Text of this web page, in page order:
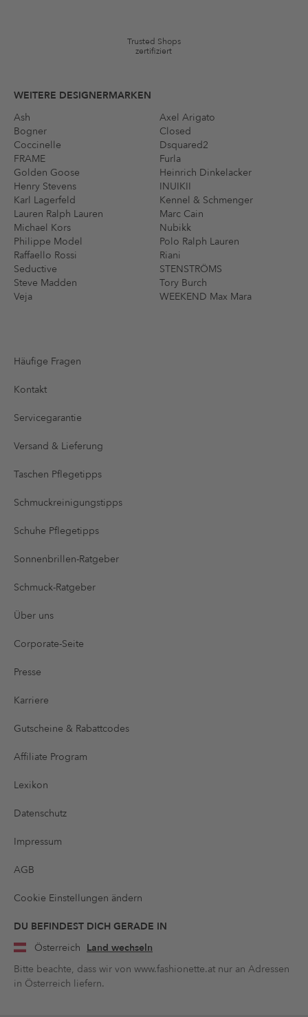
Trusted Shops
zertifiziert
WEITERE DESIGNERMARKEN
Ash
Axel Arigato
Bogner
Closed
Coccinelle
Dsquared2
FRAME
Furla
Golden Goose
Heinrich Dinkelacker
Henry Stevens
INUIKII
Karl Lagerfeld
Kennel & Schmenger
Lauren Ralph Lauren
Marc Cain
Michael Kors
Nubikk
Philippe Model
Polo Ralph Lauren
Raffaello Rossi
Riani
Seductive
STENSTRÖMS
Steve Madden
Tory Burch
Veja
WEEKEND Max Mara
Häufige Fragen
Kontakt
Servicegarantie
Versand & Lieferung
Taschen Pflegetipps
Schmuckreinigungstipps
Schuhe Pflegetipps
Sonnenbrillen-Ratgeber
Schmuck-Ratgeber
Über uns
Corporate-Seite
Presse
Karriere
Gutscheine & Rabattcodes
Affiliate Program
Lexikon
Datenschutz
Impressum
AGB
Cookie Einstellungen ändern
DU BEFINDEST DICH GERADE IN
Österreich Land wechseln
Bitte beachte, dass wir von www.fashionette.at nur an Adressen
in Österreich liefern.